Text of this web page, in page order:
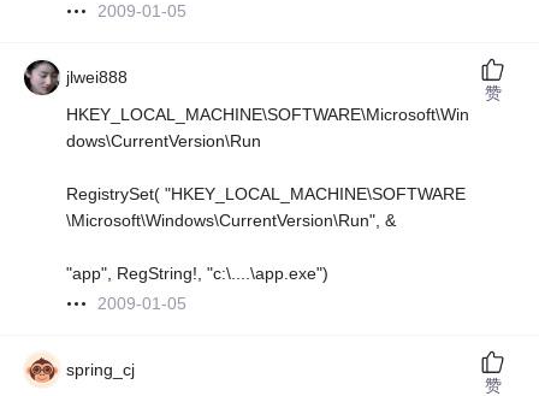
2009-01-05
jlwei888
HKEY_LOCAL_MACHINE\SOFTWARE\Microsoft\Win
dows\CurrentVersion\Run
RegistrySet( "HKEY_LOCAL_MACHINE\SOFTWARE
\Microsoft\Windows\CurrentVersion\Run", &
"app", RegString!, "c:\....\app.exe")
2009-01-05
赞
spring_cj
赞